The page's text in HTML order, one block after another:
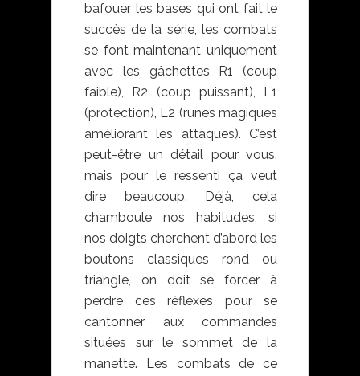
bafouer les bases qui ont fait le
succès de la série, les combats
se font maintenant uniquement
avec les gâchettes R1 (coup
faible), R2 (coup puissant), L1
(protection), L2 (runes magiques
améliorant les attaques). C’est
peut-être un détail pour vous,
mais pour le ressenti ça veut
dire beaucoup. Déjà, cela
chamboule nos habitudes, si
nos doigts cherchent d’abord les
boutons classiques rond ou
triangle, on doit se forcer à
perdre ces réflexes pour se
cantonner aux commandes
situées sur le sommet de la
manette. Les combats de ce